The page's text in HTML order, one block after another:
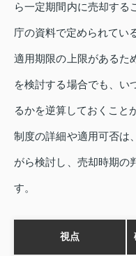
ら一定期間内に売却する
庁の資料で定められてい
適用期限の上限があるた
を検討する場合でも、い
るかを逆算しておくこと
制度の詳細や適用可否は
がら検討し、売却時期の
す。
視点